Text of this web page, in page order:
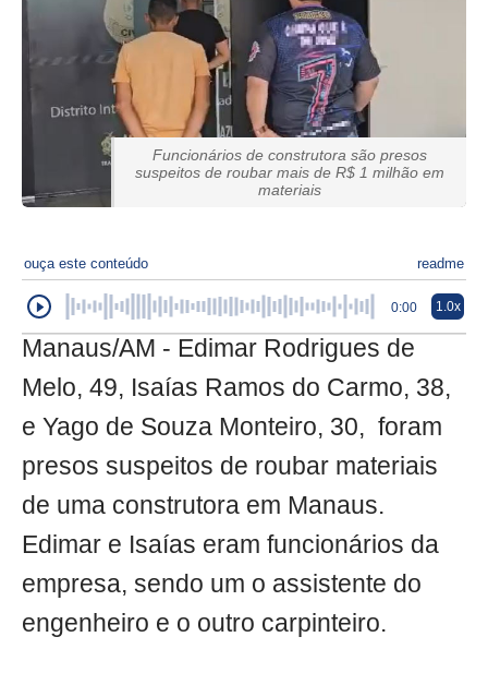
Funcionários de construtora são presos
suspeitos de roubar mais de R$ 1 milhão em
materiais
ouça este conteúdo readme
0:00 1.0x
Manaus/AM - Edimar Rodrigues de
Melo, 49, Isaías Ramos do Carmo, 38,
e Yago de Souza Monteiro, 30, foram
presos suspeitos de roubar materiais
de uma construtora em Manaus.
Edimar e Isaías eram funcionários da
empresa, sendo um o assistente do
engenheiro e o outro carpinteiro.